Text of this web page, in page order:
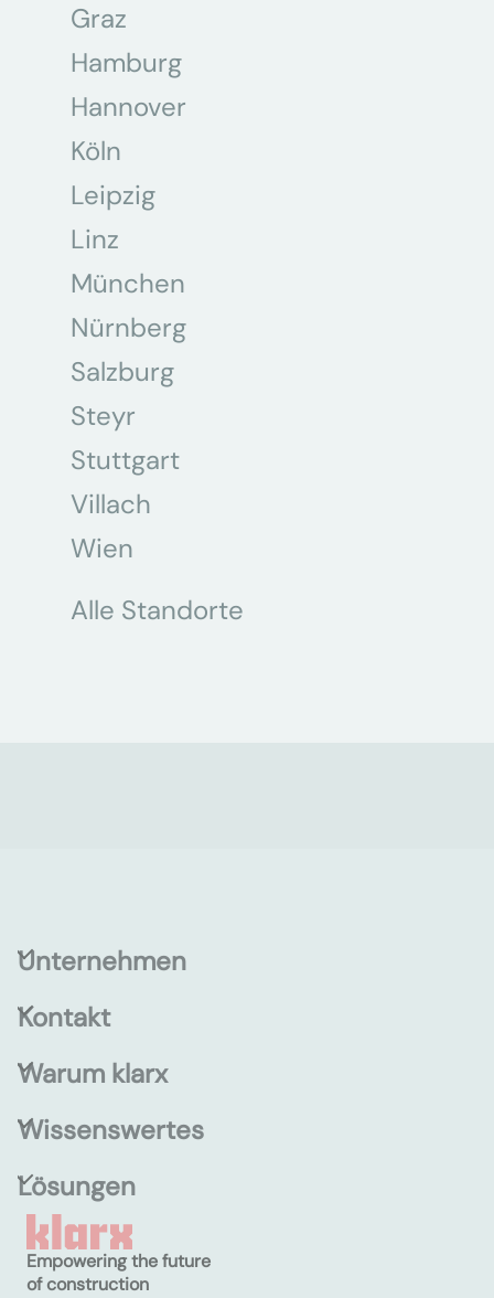
Graz
Hamburg
Hannover
Köln
Leipzig
Linz
München
Nürnberg
Salzburg
Steyr
Stuttgart
Villach
Wien
Alle Standorte
Unternehmen
Kontakt
Warum klarx
Wissenswertes
Lösungen
Empowering the future
of construction